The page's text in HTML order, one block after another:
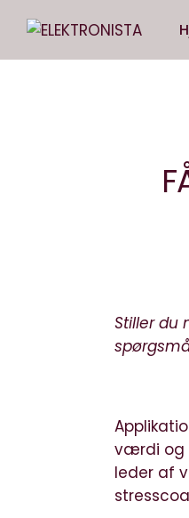
Stiller du
værdi og
leder af